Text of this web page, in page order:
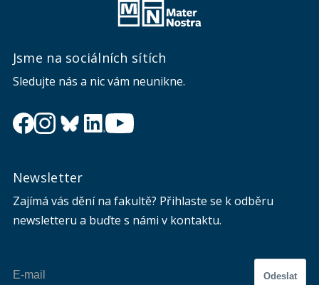
Jsme na sociálních sítích
Sledujte nás a nic vám neunikne.
Newsletter
Zajímá vás dění na fakultě? Přihlaste se k odběru
newsletteru a buďte s námi v kontaktu.
Odeslat